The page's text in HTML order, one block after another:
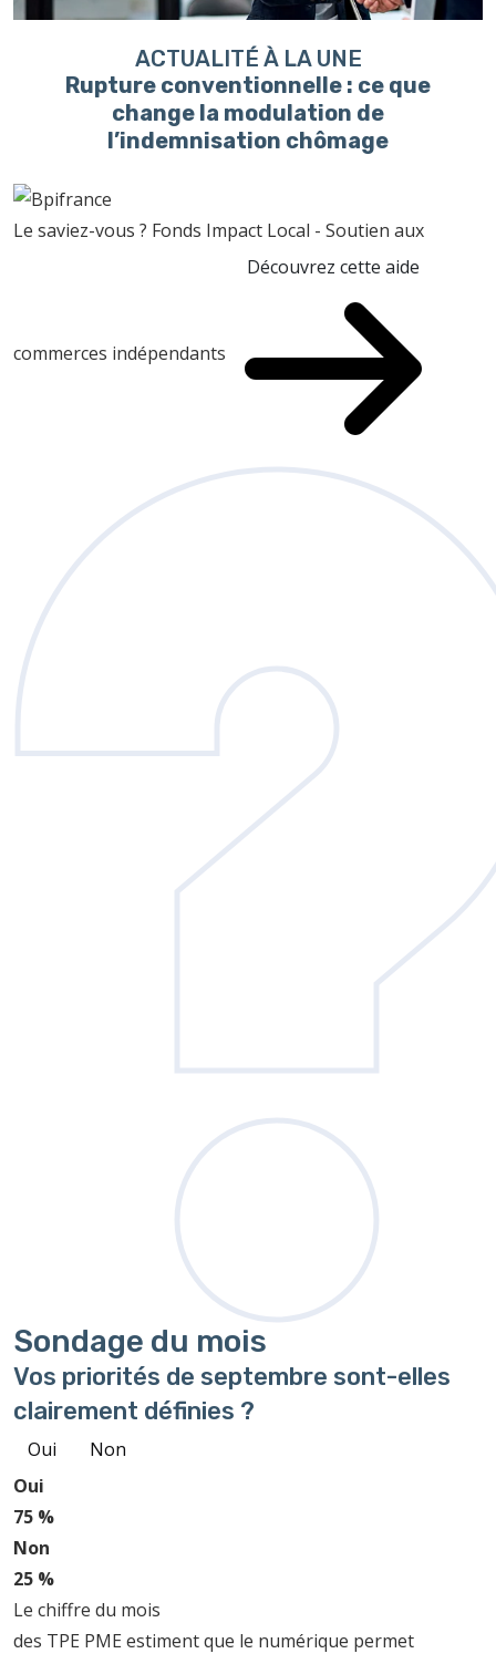
ACTUALITÉ À LA UNE
Rupture conventionnelle : ce que
change la modulation de
l’indemnisation chômage
Le saviez-vous ? Fonds Impact Local - Soutien aux
commerces indépendants
Découvrez cette aide
Sondage du mois
Vos priorités de septembre sont-elles
clairement définies ?
Oui
Non
Oui
75 %
Non
25 %
Le chiffre du mois
des TPE PME estiment que le numérique permet